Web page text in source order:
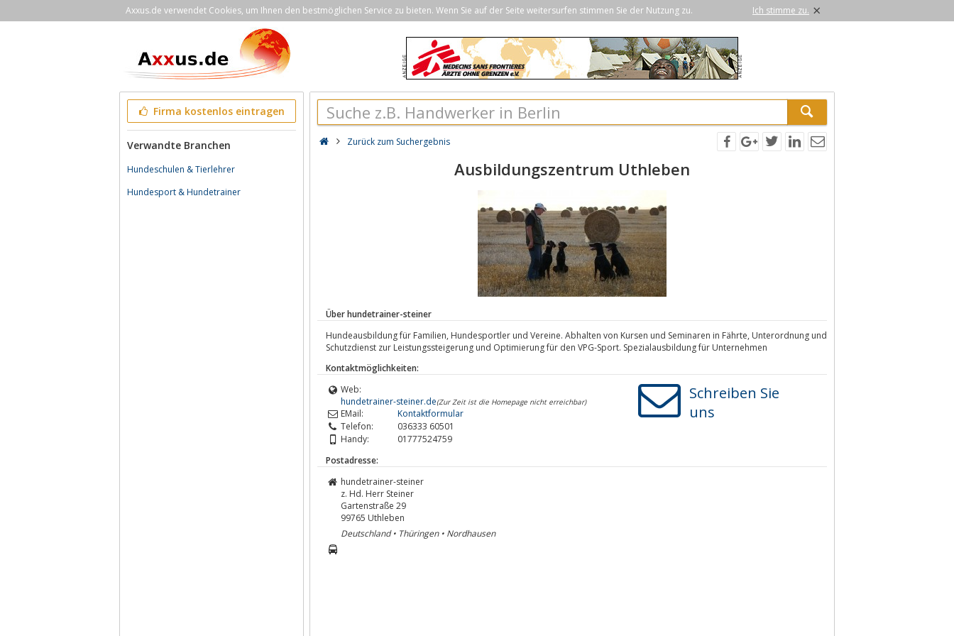
Axxus.de verwendet Cookies, um Ihnen den bestmöglichen Service zu bieten. Wenn Sie auf der Seite weitersurfen stimmen Sie der Nutzung zu. Ich stimme zu. ×
Firma kostenlos eintragen
Verwandte Branchen
Hundeschulen & Tierlehrer
Hundesport & Hundetrainer
Zurück zum Suchergebnis
Ausbildungszentrum Uthleben
Über hundetrainer-steiner
Hundeausbildung für Familien, Hundesportler und Vereine. Abhalten von Kursen und Seminaren in Fährte, Unterordnung und
Schutzdienst zur Leistungssteigerung und Optimierung für den VPG-Sport. Spezialausbildung für Unternehmen
Kontaktmöglichkeiten:
Web:
hundetrainer-steiner.de(Zur Zeit ist die Homepage nicht erreichbar)
EMail:
Kontaktformular
Telefon:
036333 60501
Handy:
01777524759
Schreiben Sie
uns
Postadresse:
hundetrainer-steiner
z. Hd. Herr Steiner
Gartenstraße 29
99765 Uthleben
Deutschland • Thüringen • Nordhausen